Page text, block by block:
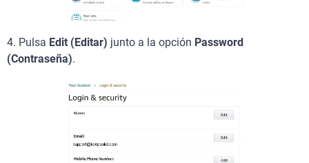
4. Pulsa Edit (Editar) junto a la opción Password
(Contraseña).